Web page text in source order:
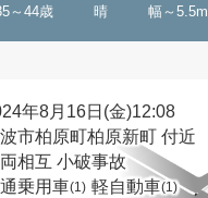
～44歳 晴 幅～5.5m
年8月16日(金)12:08
市柏原町柏原新町 付近
相互 小破事故
乗用車(1) 軽自動車(1)